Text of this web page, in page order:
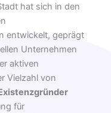
hat sich in den
entwickelt, geprägt
Unternehmen
aktiven
Vielzahl von
für